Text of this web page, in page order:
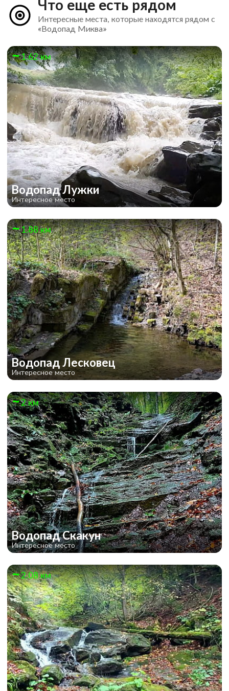
Что еще есть рядом
Интересные места, которые находятся рядом с
«Водопад Миква»
1.62 км
Водопад Лужки
Интересное место
1.88 км
Водопад Лесковец
Интересное место
2 км
Водопад Скакун
Интересное место
2.08 км